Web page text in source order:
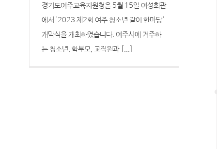
한마당 개막식 축하공연
경기도여주교육지원청은 5월 15일 여성회관
에서 '2023 제2회 여주 청소년 같이 한마당'
개막식을 개최하였습니다. 여주시에 거주하
는 청소년, 학부모, 교직원과 [...]